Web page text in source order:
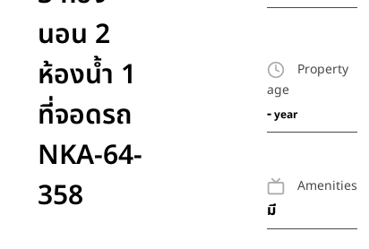
นอน 2
ห้องน้ำ 1
ที่จอดรถ
NKA-64-
358
Property
age
-year
Amenities
มี